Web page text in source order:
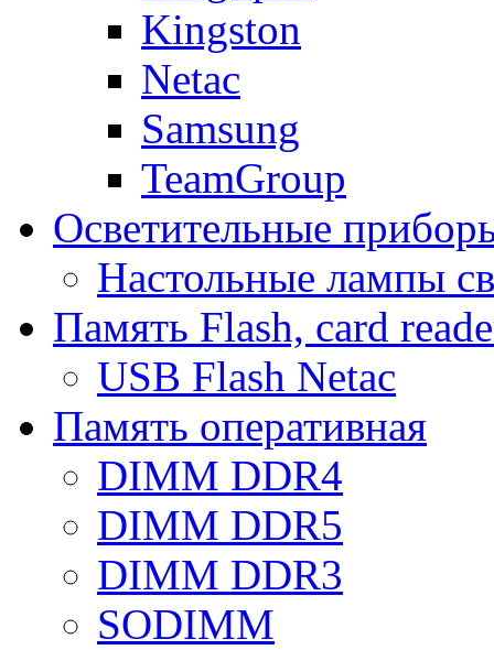
Kingston
Netac
Samsung
TeamGroup
Осветительные
Настольные лампы
Память Flash, card
USB Flash Netac
Память оперативная
DIMM DDR4
DIMM DDR5
DIMM DDR3
SODIMM